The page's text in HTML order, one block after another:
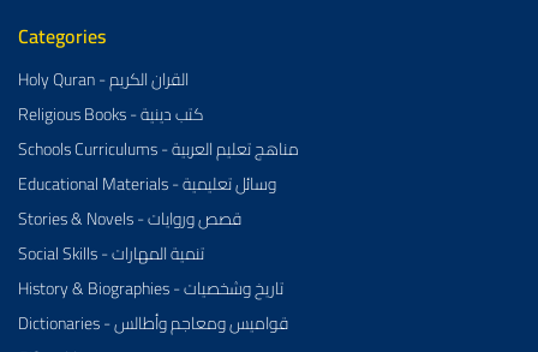
Categories
Holy Quran - القران الكريم
Religious Books - كتب دينية
Schools Curriculums - مناهج تعليم العربية
Educational Materials - وسائل تعليمية
Stories & Novels - قصص وروايات
Social Skills - تنمية المهارات
History & Biographies - تاريخ وشخصيات
Dictionaries - قواميس ومعاجم وأطالس